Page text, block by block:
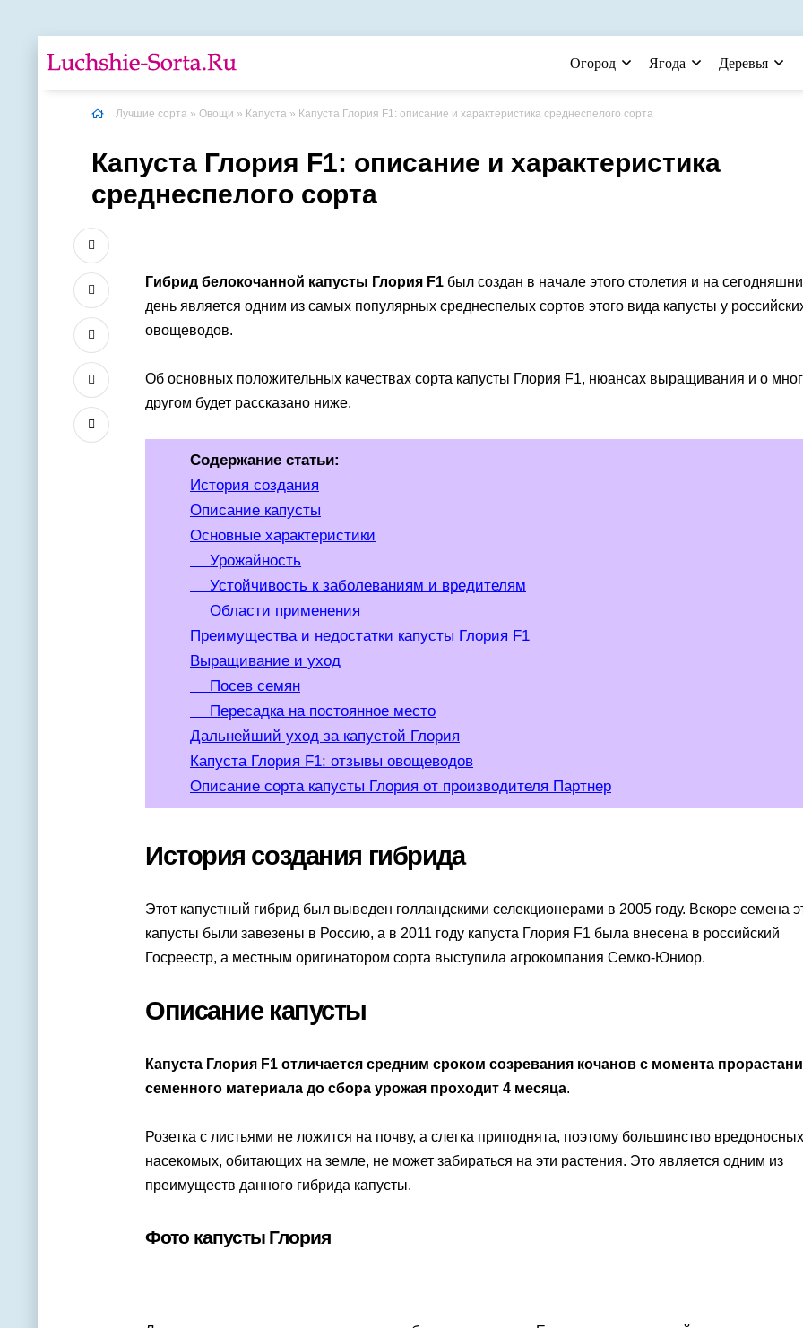
Огород Ягода Деревья
Лучшие сорта » Овощи » Капуста » Капуста Глория F1: описание и характеристика среднеспелого сорта
Капуста Глория F1: описание и характеристика
среднеспелого сорта
Гибрид белокочанной капусты Глория F1 был создан в начале этого столетия и на
день является одним из самых популярных среднеспелых сортов этого вида капусты у
овощеводов.
Об основных положительных качествах сорта капусты Глория F1, нюансах выращивания и о
другом будет рассказано ниже.
Содержание статьи:
История создания
Описание капусты
Основные характеристики
Урожайность
Устойчивость к заболеваниям и вредителям
Области применения
Преимущества и недостатки капусты Глория F1
Выращивание и уход
Посев семян
Пересадка на постоянное место
Дальнейший уход за капустой Глория
Капуста Глория F1: отзывы овощеводов
Описание сорта капусты Глория от производителя Партнер
История создания гибрида
Этот капустный гибрид был выведен голландскими селекционерами в 2005 году. Вскоре семена
капусты были завезены в Россию, а в 2011 году капуста Глория F1 была внесена в российский
Госреестр, а местным оригинатором сорта выступила агрокомпания Семко-Юниор.
Описание капусты
Капуста Глория F1 отличается средним сроком созревания кочанов с момента
семенного материала до сбора урожая проходит 4 месяца.
Розетка с листьями не ложится на почву, а слегка приподнята, поэтому большинство вредоносных
насекомых, обитающих на земле, не может забираться на эти растения. Это является одним из
преимуществ данного гибрида капусты.
Фото капусты Глория